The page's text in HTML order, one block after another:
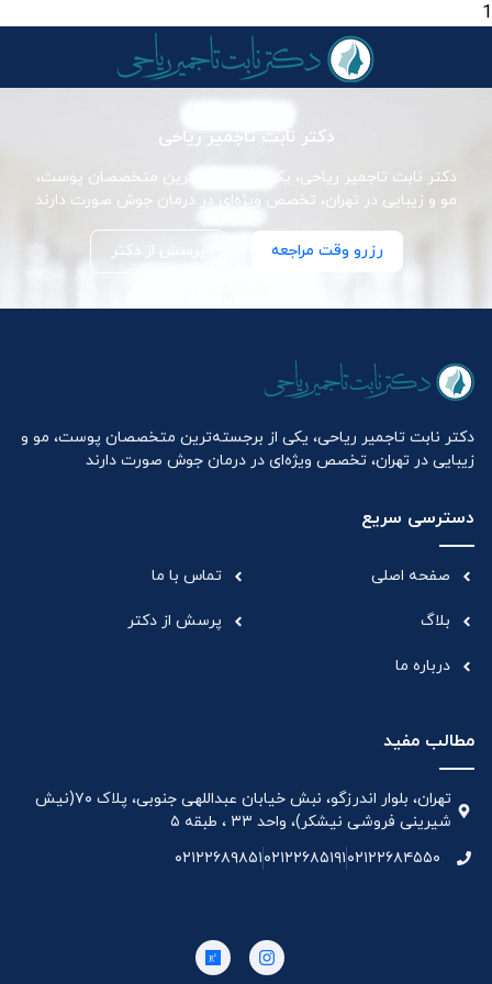
1
دکتر نابت تاجمیر ریاحی
دکتر نابت تاجمیر ریاحی، یکی از برجسته‌ترین متخصصان پوست،
مو و زیبایی در تهران، تخصص ویژه‌ای در درمان جوش صورت دارند
رزرو وقت مراجعه پرسش از دکتر
دکتر نابت تاجمیر ریاحی، یکی از برجسته‌ترین متخصصان پوست، مو و
زیبایی در تهران، تخصص ویژه‌ای در درمان جوش صورت دارند
دسترسی سریع
صفحه اصلی
بلاگ
درباره ما
تماس با ما
پرسش از دکتر
مطالب مفید
تهران، بلوار اندرزگو، نبش خیابان عبداللهی جنوبی، پلاک ۷۰(نیش
شیرینی فروشی نیشکر)، واحد ۳۳ ، طبقه ۵
۰۲۱۲۲۶۸۴۵۵۰۰۲۱۲۲۶۸۵۱۹۱۰۲۱۲۲۶۸۹۸۵۱